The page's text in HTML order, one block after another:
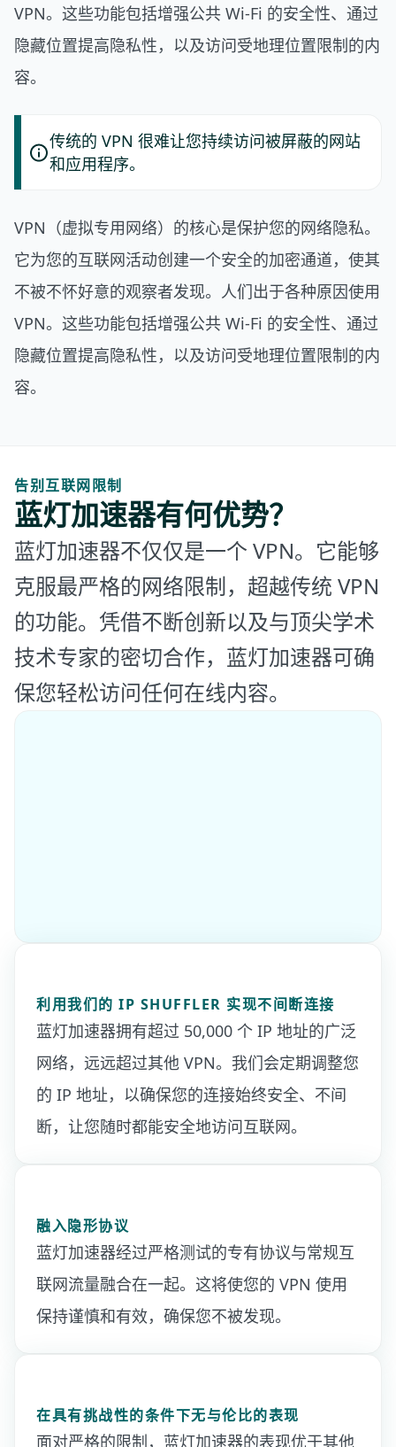
VPN。这些功能包括增强公共 Wi-Fi 的安全性、通过
隐藏位置提高隐私性，以及访问受地理位置限制的内
容。
传统的 VPN 很难让您持续访问被屏蔽的网站
和应用程序。
VPN（虚拟专用网络）的核心是保护您的网络隐私。
它为您的互联网活动创建一个安全的加密通道，使其
不被不怀好意的观察者发现。人们出于各种原因使用
VPN。这些功能包括增强公共 Wi-Fi 的安全性、通过
隐藏位置提高隐私性，以及访问受地理位置限制的内
容。
告别互联网限制
蓝灯加速器有何优势？
蓝灯加速器不仅仅是一个 VPN。它能够
克服最严格的网络限制，超越传统 VPN
的功能。凭借不断创新以及与顶尖学术
技术专家的密切合作，蓝灯加速器可确
保您轻松访问任何在线内容。
利用我们的 IP SHUFFLER 实现不间断连接
蓝灯加速器拥有超过 50,000 个 IP 地址的广泛
网络，远远超过其他 VPN。我们会定期调整您
的 IP 地址，以确保您的连接始终安全、不间
断，让您随时都能安全地访问互联网。
融入隐形协议
蓝灯加速器经过严格测试的专有协议与常规互
联网流量融合在一起。这将使您的 VPN 使用
保持谨慎和有效，确保您不被发现。
在具有挑战性的条件下无与伦比的表现
面对严格的限制，蓝灯加速器的表现优于其他